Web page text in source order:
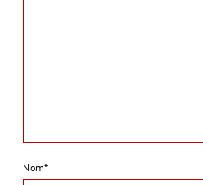
Nom*